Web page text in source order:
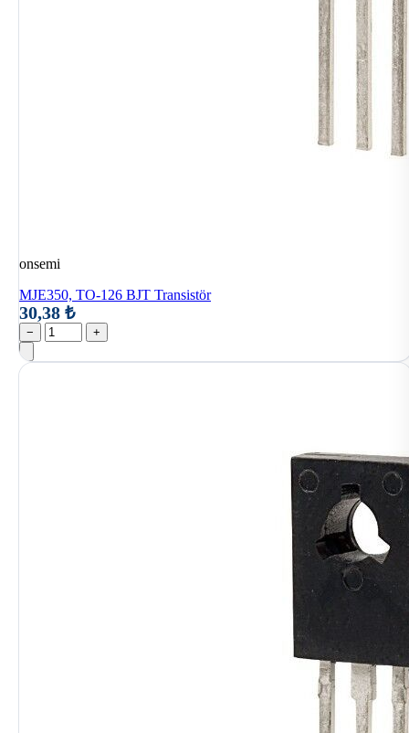
onsemi
MJE350, TO-126 BJT Transistör
30,38 ₺
− +